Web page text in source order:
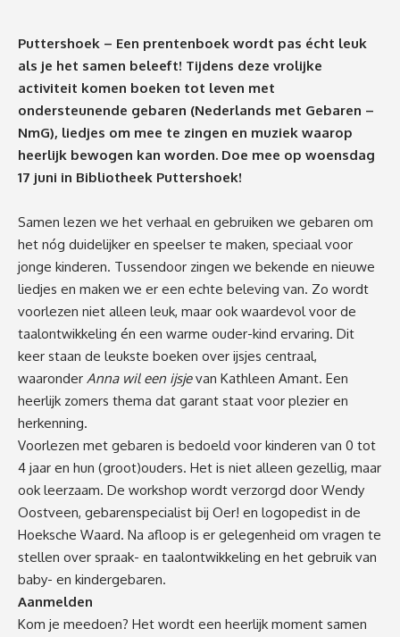
Puttershoek – Een prentenboek wordt pas écht leuk
als je het samen beleeft! Tijdens deze vrolijke
activiteit komen boeken tot leven met
ondersteunende gebaren (Nederlands met Gebaren –
NmG), liedjes om mee te zingen en muziek waarop
heerlijk bewogen kan worden. Doe mee op woensdag
17 juni in Bibliotheek Puttershoek!
Samen lezen we het verhaal en gebruiken we gebaren om
het nóg duidelijker en speelser te maken, speciaal voor
jonge kinderen. Tussendoor zingen we bekende en nieuwe
liedjes en maken we er een echte beleving van. Zo wordt
voorlezen niet alleen leuk, maar ook waardevol voor de
taalontwikkeling én een warme ouder-kind ervaring. Dit
keer staan de leukste boeken over ijsjes centraal,
waaronder Anna wil een ijsjevan Kathleen Amant. Een
heerlijk zomers thema dat garant staat voor plezier en
herkenning.
Voorlezen met gebaren is bedoeld voor kinderen van 0 tot
4 jaar en hun (groot)ouders. Het is niet alleen gezellig, maar
ook leerzaam. De workshop wordt verzorgd door Wendy
Oostveen, gebarenspecialist bij Oer! en logopedist in de
Hoeksche Waard. Na afloop is er gelegenheid om vragen te
stellen over spraak- en taalontwikkeling en het gebruik van
baby- en kindergebaren.
Aanmelden
Kom je meedoen? Het wordt een heerlijk moment samen